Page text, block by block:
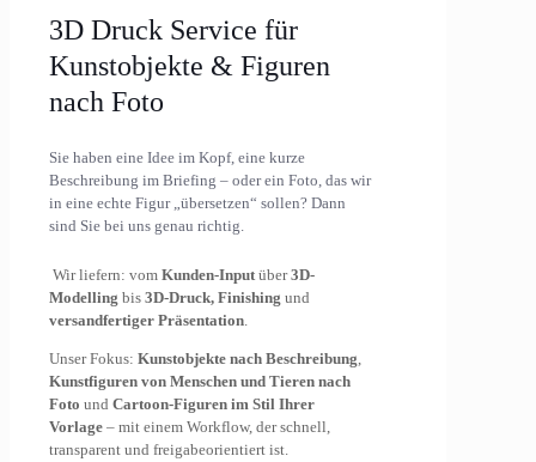
3D Druck Service für
Kunstobjekte & Figuren
nach Foto
Sie haben eine Idee im Kopf, eine kurze
Beschreibung im Briefing – oder ein Foto, das wir
in eine echte Figur „übersetzen“ sollen? Dann
sind Sie bei uns genau richtig.
Wir liefern: vom Kunden-Input über3D-
Modelling bis 3D-Druck, Finishing und
versandfertiger Präsentation
Unser Fokus: Kunstobjekte nach Beschreibung
Kunstfiguren von Menschen und Tieren nach
Foto und Cartoon-Figuren im Stil Ihrer
Vorlage – mit einem Workflow, der schnell,
transparent und freigabeorientiert ist.